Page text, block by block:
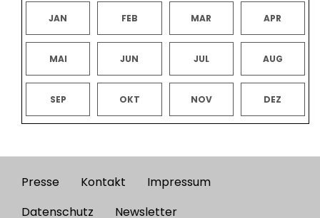
JAN FEB MAR APR
MAI JUN JUL AUG
SEP OKT NOV DEZ
Footer
Presse Kontakt
Impressum
Datenschutz
Newsletter